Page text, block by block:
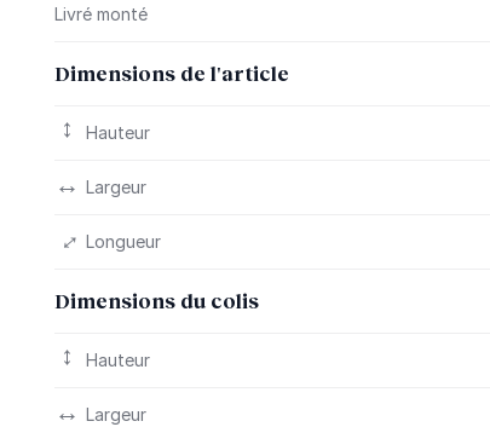
Livré monté
Dimensions de l'article
Hauteur
Largeur
Longueur
Dimensions du colis
Hauteur
Largeur